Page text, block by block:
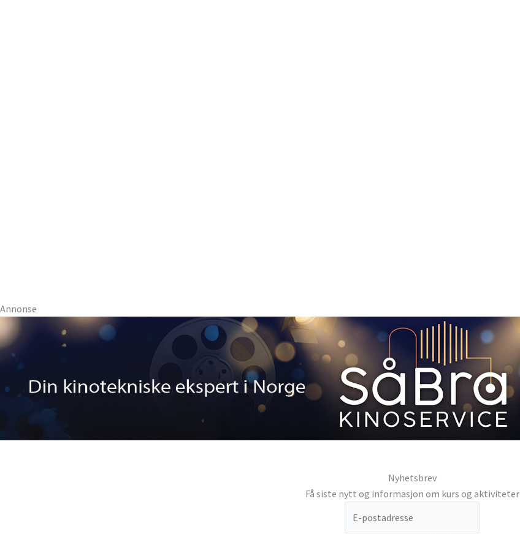
Annonse
Nyhetsbrev
Få siste nytt og informasjon om kurs og aktiviteter